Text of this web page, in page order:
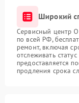
Широкий
Сервисный центр
по всей РФ,
ремонт, включая
отслеживать
предоставляется
продления срока